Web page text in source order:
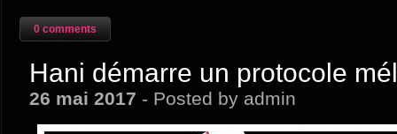
0 comments
Hani démarre un protocole
26 mai 2017 - Posted by admin